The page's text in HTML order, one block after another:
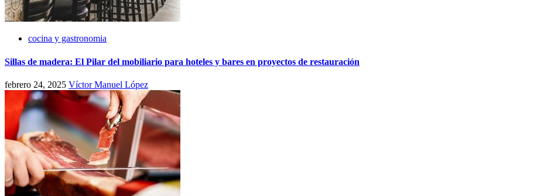
cocina y gastronomia
Sillas de madera: El Pilar del mobiliario para hoteles y bares en proyectos de restauración
febrero 24, 2025 Víctor Manuel López